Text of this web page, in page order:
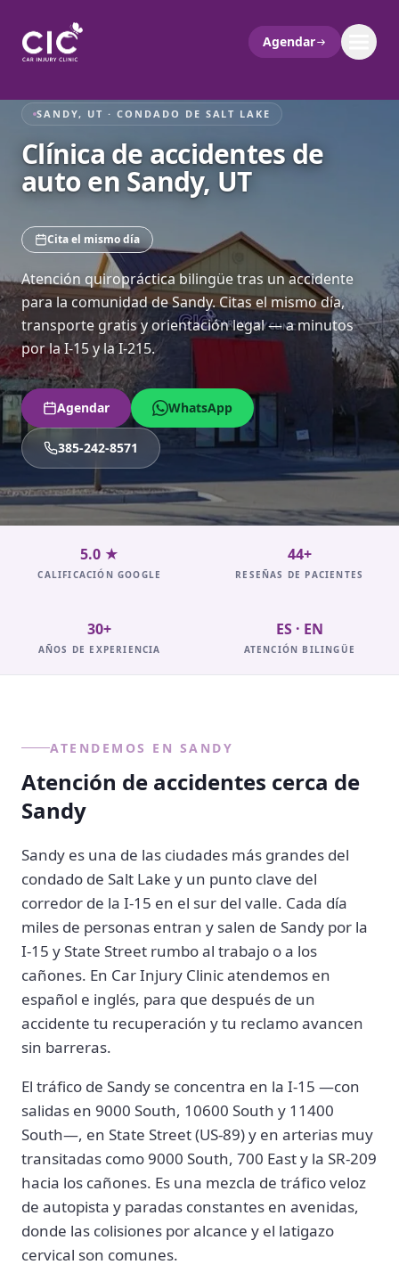
Agendar
SANDY, UT · CONDADO DE SALT LAKE
Clínica de accidentes de
auto en Sandy, UT
Cita el mismo día
Atención quiropráctica bilingüe tras un accidente
para la comunidad de Sandy. Citas el mismo día,
transporte gratis y orientación legal — a minutos
por la I-15 y la I-215.
Agendar WhatsApp
385-242-8571
5.0 ★
CALIFICACIÓN GOOGLE
44+
RESEÑAS DE PACIENTES
30+
AÑOS DE EXPERIENCIA
ES · EN
ATENCIÓN BILINGÜE
ATENDEMOS EN SANDY
Atención de accidentes cerca de
Sandy
Sandy es una de las ciudades más grandes del
condado de Salt Lake y un punto clave del
corredor de la I-15 en el sur del valle. Cada día
miles de personas entran y salen de Sandy por la
I-15 y State Street rumbo al trabajo o a los
cañones. En Car Injury Clinic atendemos en
español e inglés, para que después de un
accidente tu recuperación y tu reclamo avancen
sin barreras.
El tráfico de Sandy se concentra en la I-15 —con
salidas en 9000 South, 10600 South y 11400
South—, en State Street (US-89) y en arterias muy
transitadas como 9000 South, 700 East y la SR-209
hacia los cañones. Es una mezcla de tráfico veloz
de autopista y paradas constantes en avenidas,
donde las colisiones por alcance y el latigazo
cervical son comunes.